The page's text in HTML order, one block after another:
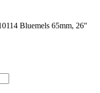
Bluemels 65mm, 26"